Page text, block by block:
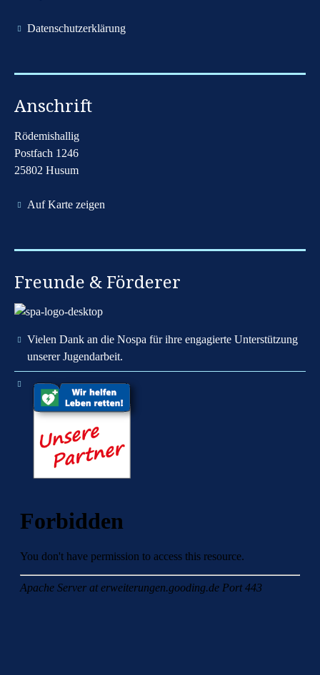
​Datenschutzerklärung
Anschrift
Rödemishallig
Postfach 1246
25802 Husum
Auf Karte zeigen
Freunde & Förderer
Vielen Dank an die Nospa für ihre engagierte Unterstützung
unserer Jugendarbeit.